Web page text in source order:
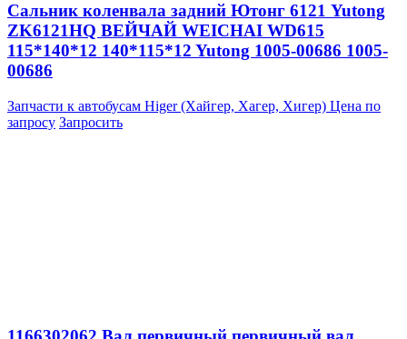
Сальник коленвала задний Ютонг 6121 Yutong
ZK6121HQ ВЕЙЧАЙ WEICHAI WD615
115*140*12 140*115*12 Yutong 1005-00686 1005-
00686
Запчасти к автобусам Higer (Хайгер, Хагер, Хигер) Цена по
запросу Запросить